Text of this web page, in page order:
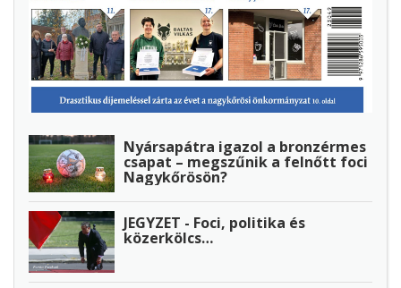
Nyársapátra igazol a bronzérmes
csapat – megszűnik a felnőtt foci
Nagykőrösön?
JEGYZET - Foci, politika és
közerkölcs…